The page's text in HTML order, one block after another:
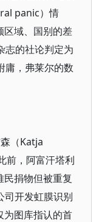
panic）情
区域、国别的差
志的社论判定为
庸，弗莱尔的数
（Katja
前，阿富汗塔利
捐物但被重复
司开发虹膜识别
为图库指认的首